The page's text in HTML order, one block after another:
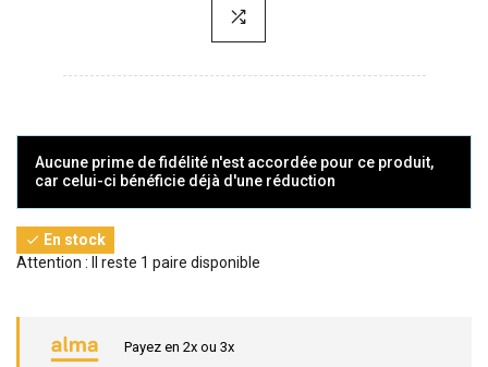
Aucune prime de fidélité n'est accordée pour ce produit,
car celui-ci bénéficie déjà d'une réduction
 En stock
Attention : Il reste 1 paire disponible
Payez en 2x ou 3x